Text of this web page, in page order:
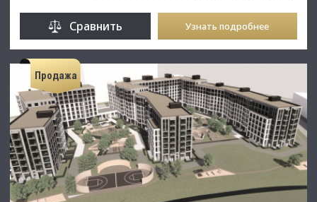
Сравнить Узнать подробнее
Продажа